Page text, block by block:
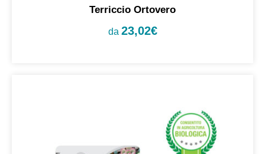
Terriccio Ortovero
da 23,02€